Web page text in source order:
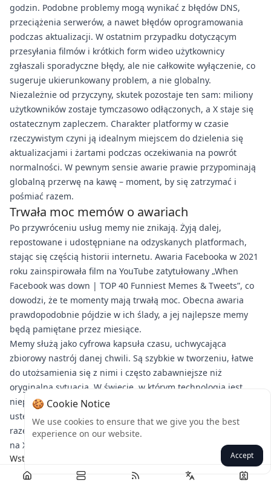
godzin. Podobne problemy mogą wynikać z błędów DNS,
przeciążenia serwerów, a nawet błędów oprogramowania
podczas aktualizacji. W ostatnim przypadku dotyczącym
przesyłania filmów i krótkich form wideo użytkownicy
zgłaszali sporadyczne błędy, ale nie całkowite wyłączenie, co
sugeruje ukierunkowany problem, a nie globalny.
Niezależnie od przyczyny, skutek pozostaje ten sam: miliony
użytkowników zostaje tymczasowo odłączonych, a X staje się
ostatecznym zapleczem. Charakter platformy w czasie
rzeczywistym czyni ją idealnym miejscem do dzielenia się
aktualizacjami i żartami podczas oczekiwania na powrót
normalności. W pewnym sensie awarie prawie przypominają
globalną przerwę na kawę – moment, by się zatrzymać i
pośmiać razem.
Trwała moc memów o awariach
Po przywróceniu usług memy nie znikają. Żyją dalej,
repostowane i udostępniane na odzyskanych platformach,
stając się częścią historii internetu. Awaria Facebooka w 2021
roku zainspirowała film na YouTube zatytułowany „When
Facebook was down | TOP 40 Funniest Memes & Tweets”, co
dowodzi, że te momenty mają trwałą moc. Obecna awaria
prawdopodobnie pójdzie w ich ślady, a jej najlepsze memy
będą pamiętane przez miesiące.
Memy służą jako cyfrowa kapsuła czasu, uchwycająca
zbiorowy nastrój danej chwili. Są szybkie w tworzeniu, łatwe
do utożsamienia się z nimi i często zabawniejsze niż
oryginalna sytuacja. W świecie, w którym technologia jest
nieprzewidywalna, dobrze dobrany mem może zamienić
usterkę we wspólny śmiech łączący miliony. Więc następnym
razem, gdy Facebook padnie, nie martw się – po prostu wejdź
na X, weź popcorn i ciesz się show.
Wstecz
🍪 Cookie Notice
We use cookies to ensure that we give you the best
experience on our website.
Accept